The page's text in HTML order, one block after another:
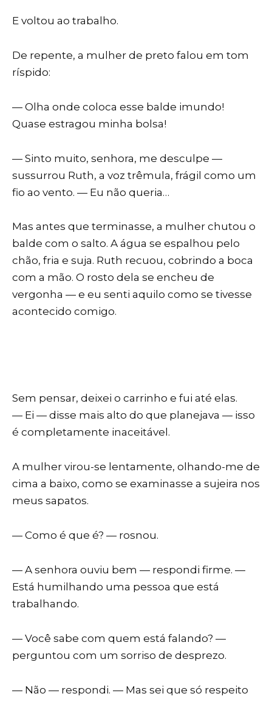
E voltou ao trabalho.
De repente, a mulher de preto falou em tom
ríspido:
— Olha onde coloca esse balde imundo!
Quase estragou minha bolsa!
— Sinto muito, senhora, me desculpe —
sussurrou Ruth, a voz trêmula, frágil como um
fio ao vento. — Eu não queria…
Mas antes que terminasse, a mulher chutou o
balde com o salto. A água se espalhou pelo
chão, fria e suja. Ruth recuou, cobrindo a boca
com a mão. O rosto dela se encheu de
vergonha — e eu senti aquilo como se tivesse
acontecido comigo.
Sem pensar, deixei o carrinho e fui até elas.
— Ei — disse mais alto do que planejava — isso
é completamente inaceitável.
A mulher virou-se lentamente, olhando-me de
cima a baixo, como se examinasse a sujeira nos
meus sapatos.
— Como é que é? — rosnou.
— A senhora ouviu bem — respondi firme. —
Está humilhando uma pessoa que está
trabalhando.
— Você sabe com quem está falando? —
perguntou com um sorriso de desprezo.
— Não — respondi. — Mas sei que só respeito